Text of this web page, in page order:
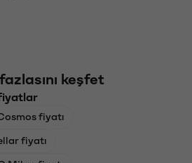
keşfet
fiyatı
fiyatı